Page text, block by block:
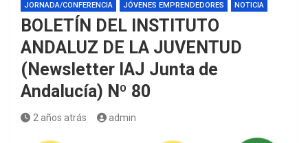
JORNADA/CONFERENCIA
JÓVENES EMPRENDEDORES NOTICIA
BOLETÍN DEL INSTITUTO
ANDALUZ DE LA JUVENTUD
(Newsletter IAJ Junta de
Andalucía) Nº 80
2 años atrás admin